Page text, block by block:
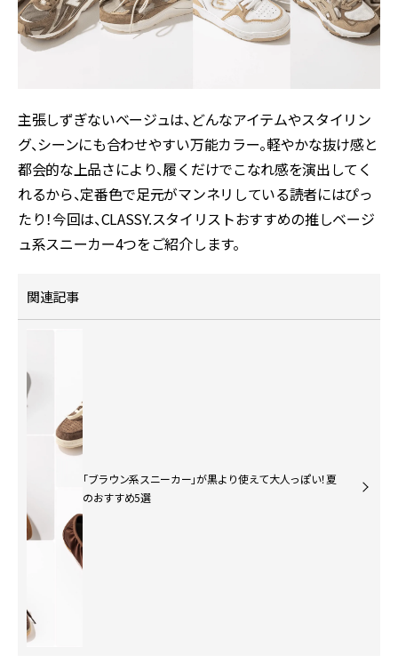
主張しずぎないベージュは、どんなアイテムやスタイリン
グ、シーンにも合わせやすい万能カラー。軽やかな抜け感と
都会的な上品さにより、履くだけでこなれ感を演出してく
れるから、定番色で足元がマンネリしている読者にはぴっ
たり！今回は、CLASSY.スタイリストおすすめの推しベージ
ュ系スニーカー4つをご紹介します。
関連記事
「ブラウン系スニーカー」が黒より使えて大人っぽい！夏
のおすすめ5選